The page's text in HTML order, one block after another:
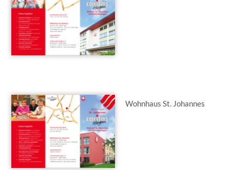
Wohnhaus St. Johannes